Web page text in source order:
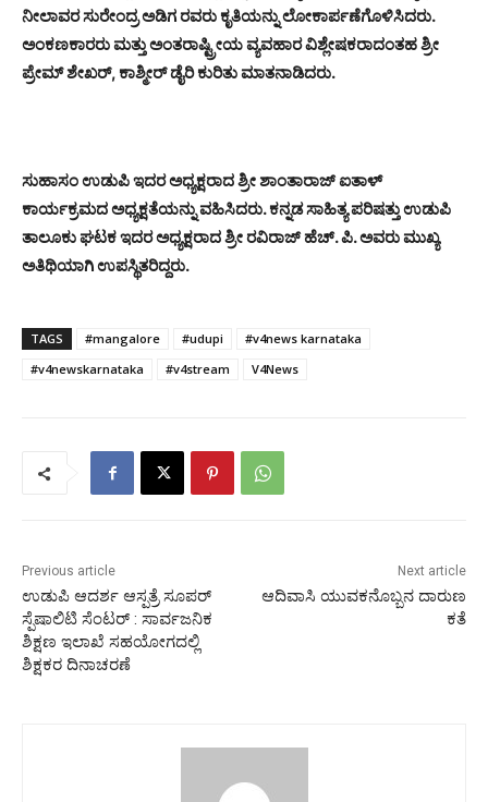
ನೀಲಾವರ ಸುರೇಂದ್ರ ಅಡಿಗ ರವರು ಕೃತಿಯನ್ನು ಲೋಕಾರ್ಪಣೆಗೊಳಿಸಿದರು.
ಅಂಕಣಕಾರರು ಮತ್ತು ಅಂತರಾಷ್ಟ್ರೀಯ ವ್ಯವಹಾರ ವಿಶ್ಲೇಷಕರಾದಂತಹ ಶ್ರೀ
ಪ್ರೇಮ್ ಶೇಖರ್, ಕಾಶ್ಮೀರ್ ಡೈರಿ ಕುರಿತು ಮಾತನಾಡಿದರು.
ಸುಹಾಸಂ ಉಡುಪಿ ಇದರ ಅಧ್ಯಕ್ಷರಾದ ಶ್ರೀ ಶಾಂತಾರಾಜ್ ಐತಾಳ್
ಕಾರ್ಯಕ್ರಮದ ಅಧ್ಯಕ್ಷತೆಯನ್ನು ವಹಿಸಿದರು. ಕನ್ನಡ ಸಾಹಿತ್ಯ ಪರಿಷತ್ತು ಉಡುಪಿ
ತಾಲೂಕು ಘಟಕ ಇದರ ಅಧ್ಯಕ್ಷರಾದ ಶ್ರೀ ರವಿರಾಜ್ ಹೆಚ್. ಪಿ. ಅವರು ಮುಖ್ಯ
ಅತಿಥಿಯಾಗಿ ಉಪಸ್ಥಿತರಿದ್ದರು.
TAGS #mangalore #udupi
#v4news karnataka
#v4newskarnataka
#v4stream V4News
Previous article
ಉಡುಪಿ ಆದರ್ಶ ಆಸ್ಪತ್ರೆ ಸೂಪರ್
ಸ್ಪೆಷಾಲಿಟಿ ಸೆಂಟರ್ : ಸಾರ್ವಜನಿಕ
ಶಿಕ್ಷಣ ಇಲಾಖೆ ಸಹಯೋಗದಲ್ಲಿ
ಶಿಕ್ಷಕರ ದಿನಾಚರಣೆ
Next article
ಆದಿವಾಸಿ‌ ಯುವಕನೊಬ್ಬನ ದಾರುಣ
ಕತೆ